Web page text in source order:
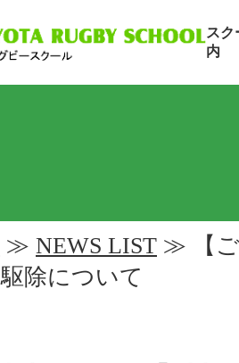
スク
内
≫ NEWS LIST ≫ 【
除について